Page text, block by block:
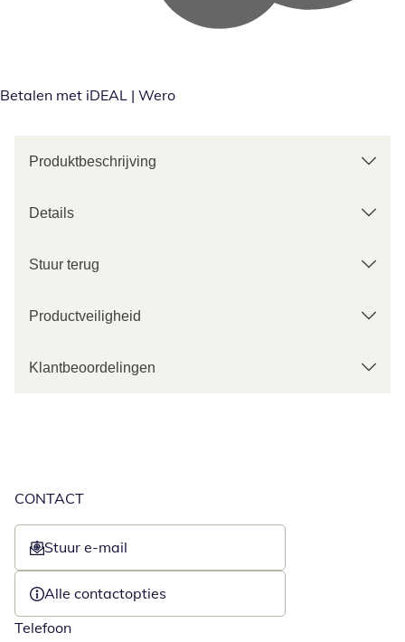
Betalen met iDEAL | Wero
Produktbeschrijving
Details
Stuur terug
Productveiligheid
Klantbeoordelingen
CONTACT
Stuur e-mail
Opent e-mailclient
Alle contactopties
Telefoon